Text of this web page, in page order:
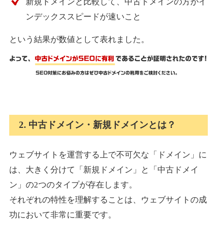
詳細を見る
10,800円 入札 0件
詳細を見る
fukuoka-marathon.com
torigirl-movie.com
ジャンルその他
DA38 外部リンク数 383 ドメイン年齢10年
10,800円 入札 0件
ンデックススピードが速いこと
という結果が数値として表れました。
2. 中古ドメイン・新規ドメインとは？
ウェブサイトを運営する上で不可欠な「ドメイン」に
は、大きく分けて「新規ドメイン」と「中古ドメイ
ン」の2つのタイプが存在します。
それぞれの特性を理解することは、ウェブサイトの成
功において非常に重要です。